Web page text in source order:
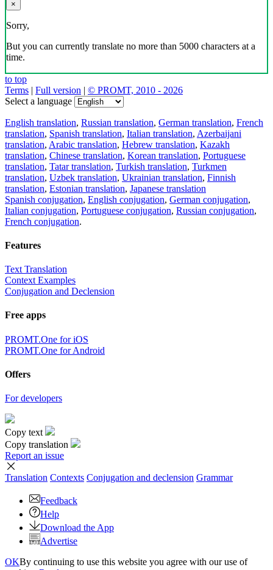
×
Sorry,
But you can currently translate no more than 5000 characters at a
time.
to top
Terms | Full version | © PROMT, 2010 - 2026
Select a language
English translation, Russian translation, German translation, French
translation, Spanish translation, Italian translation, Azerbaijani
translation, Arabic translation, Hebrew translation, Kazakh
translation, Chinese translation, Korean translation, Portuguese
translation, Tatar translation, Turkish translation, Turkmen
translation, Uzbek translation, Ukrainian translation, Finnish
translation, Estonian translation, Japanese translation
Spanish conjugation, English conjugation, German conjugation,
Italian conjugation, Portuguese conjugation, Russian conjugation,
French conjugation.
Features
Text Translation
Context Examples
Conjugation and Declension
Free apps
PROMT.One for iOS
PROMT.One for Android
Offers
For developers
Copy text
Copy translation
Report an issue
Translation Contexts Conjugation and declension Grammar
Feedback
Help
Download the App
Advertise
OKBy continuing to use this website you agree with our use of